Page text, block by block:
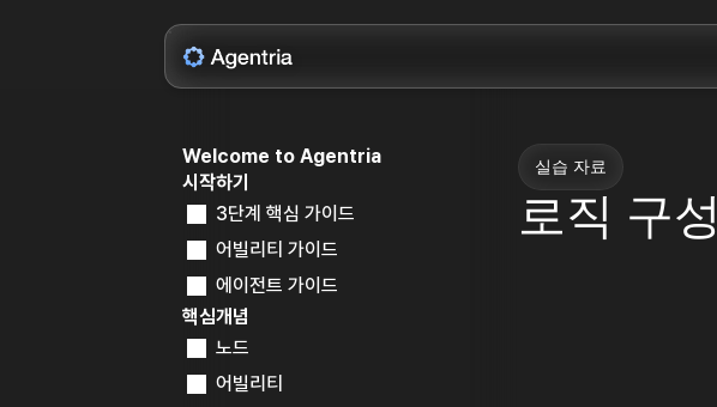
Welcome to Agentria
시작하기
3단계 핵심 가이드
어빌리티 가이드
에이전트 가이드
핵심개념
노드
어빌리티
실습 자료
로직 구성